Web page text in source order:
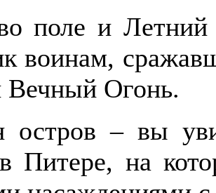
поле и Летний
воинам,
Вечный Огонь.
остров – вы
Питере, на